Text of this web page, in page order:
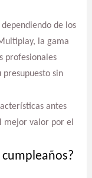
de los
la gama
profesionales
presupuesto sin
antes
mejor valor por el